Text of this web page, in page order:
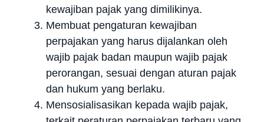
kewajiban pajak yang dimilikinya.
Membuat pengaturan kewajiban
perpajakan yang harus dijalankan oleh
wajib pajak badan maupun wajib pajak
perorangan, sesuai dengan aturan pajak
dan hukum yang berlaku.
Mensosialisasikan kepada wajib pajak,